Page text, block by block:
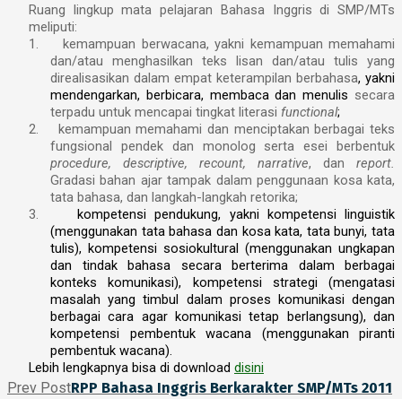
Ruang lingkup mata pelajaran Bahasa Inggris di SMP/MTs
meliputi:
1.
kemampuan berwacana, yakni kemampuan memahami
dan/atau menghasilkan teks lisan dan/atau tulis yang
direalisasikan dalam empat keterampilan berbahasa, yakni
mendengarkan, berbicara, membaca dan menulis secara
terpadu untuk mencapai tingkat literasi functional;
2.
kemampuan memahami dan menciptakan berbagai teks
fungsional pendek dan monolog serta esei berbentuk
procedure, descriptive, recount, narrative, dan report.
Gradasi bahan ajar tampak dalam penggunaan kosa kata,
tata bahasa, dan langkah-langkah retorika;
3.
kompetensi pendukung, yakni kompetensi linguistik
(menggunakan tata bahasa dan kosa kata, tata bunyi, tata
tulis), kompetensi sosiokultural (menggunakan ungkapan
dan tindak bahasa secara berterima dalam berbagai
konteks komunikasi), kompetensi strategi (mengatasi
masalah yang timbul dalam proses komunikasi dengan
berbagai cara agar komunikasi tetap berlangsung), dan
kompetensi pembentuk wacana (menggunakan piranti
pembentuk wacana).
Lebih lengkapnya bisa di download disini
Prev PostRPP Bahasa Inggris Berkarakter SMP/MTs 2011